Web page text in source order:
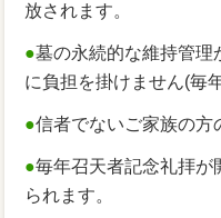
放されます。
●墓の永続的な維持管理
に負担を掛けません(毎
●信者でないご家族の方
●毎年召天者記念礼拝が
られます。